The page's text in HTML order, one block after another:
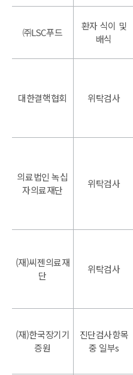
㈜LSC푸드
환자 식이 및
배식
대한결핵협회 위탁검사
의료법인 녹십
자의료재단
위탁검사
(재)씨젠의료재
단
위탁검사
(재)한국장기기
증원
진단검사항목
중 일부s